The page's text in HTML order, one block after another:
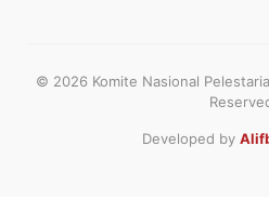
© 2026 Komite Nasional
Developed by